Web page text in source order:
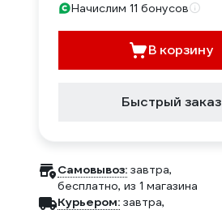
Начислим 11 бонусов
В корзину
Быстрый заказ
Самовывоз: завтра,
бесплатно, из 1 магазина
Курьером: завтра,